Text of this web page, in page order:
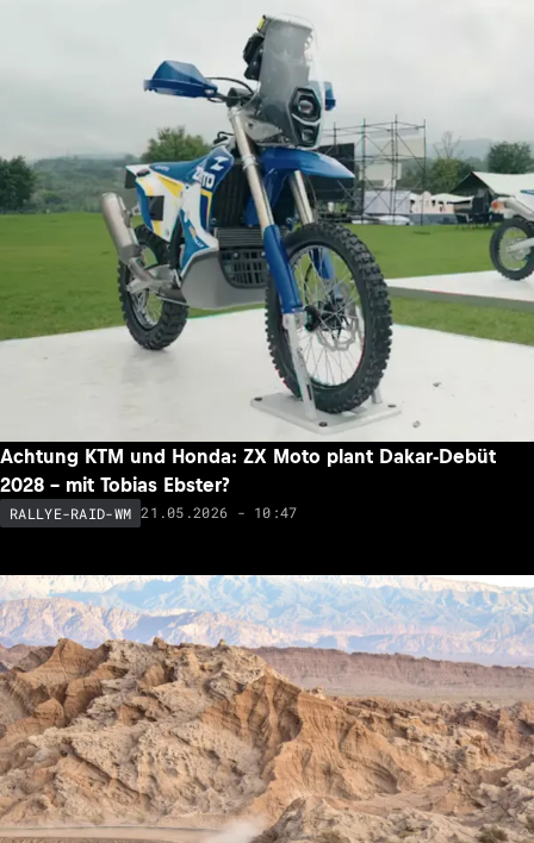
Achtung KTM und Honda: ZX Moto plant Dakar-Debüt
2028 – mit Tobias Ebster?
RALLYE-RAID-WM 21.05.2026 - 10:47